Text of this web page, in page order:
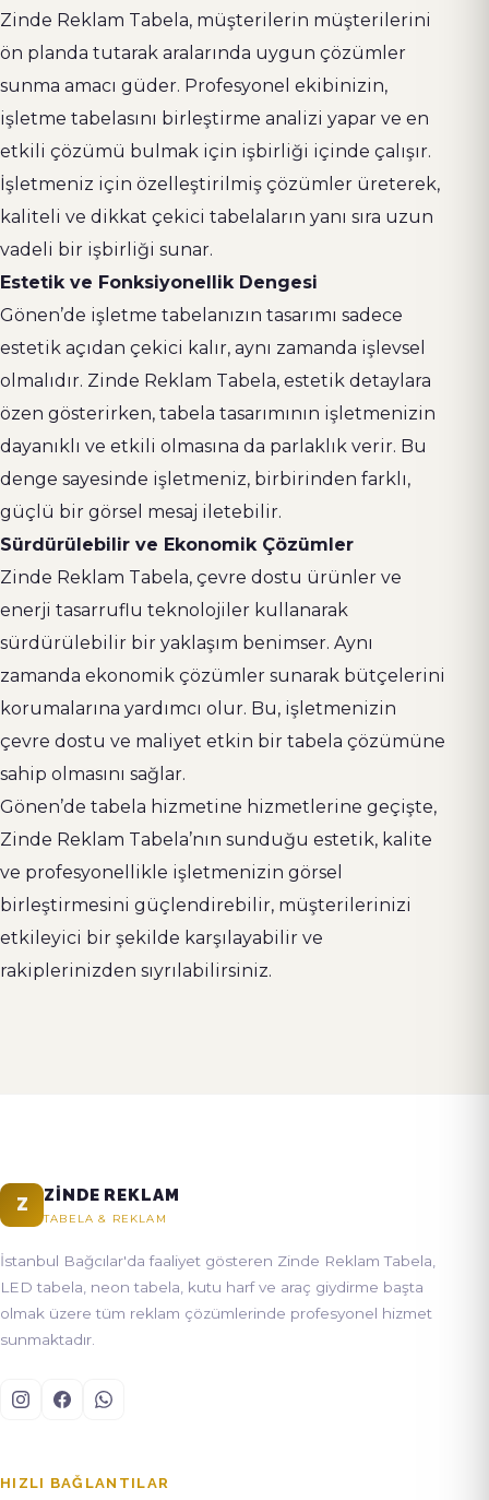
Zinde Reklam Tabela, müşterilerin müşterilerini
ön planda tutarak aralarında uygun çözümler
sunma amacı güder. Profesyonel ekibinizin,
işletme tabelasını birleştirme analizi yapar ve en
etkili çözümü bulmak için işbirliği içinde çalışır.
İşletmeniz için özelleştirilmiş çözümler üreterek,
kaliteli ve dikkat çekici tabelaların yanı sıra uzun
vadeli bir işbirliği sunar.
Estetik ve Fonksiyonellik Dengesi
Gönen’de işletme tabelanızın tasarımı sadece
estetik açıdan çekici kalır, aynı zamanda işlevsel
olmalıdır. Zinde Reklam Tabela, estetik detaylara
özen gösterirken, tabela tasarımının işletmenizin
dayanıklı ve etkili olmasına da parlaklık verir. Bu
denge sayesinde işletmeniz, birbirinden farklı,
güçlü bir görsel mesaj iletebilir.
Sürdürülebilir ve Ekonomik Çözümler
Zinde Reklam Tabela, çevre dostu ürünler ve
enerji tasarruflu teknolojiler kullanarak
sürdürülebilir bir yaklaşım benimser. Aynı
zamanda ekonomik çözümler sunarak bütçelerini
korumalarına yardımcı olur. Bu, işletmenizin
çevre dostu ve maliyet etkin bir tabela çözümüne
sahip olmasını sağlar.
Gönen’de tabela hizmetine hizmetlerine geçişte,
Zinde Reklam Tabela’nın sunduğu estetik, kalite
ve profesyonellikle işletmenizin görsel
birleştirmesini güçlendirebilir, müşterilerinizi
etkileyici bir şekilde karşılayabilir ve
rakiplerinizden sıyrılabilirsiniz.
Z ZINDE REKLAM
TABELA & REKLAM
İstanbul Bağcılar'da faaliyet gösteren Zinde Reklam Tabela,
LED tabela, neon tabela, kutu harf ve araç giydirme başta
olmak üzere tüm reklam çözümlerinde profesyonel hizmet
sunmaktadır.
HIZLI BAĞLANTILAR